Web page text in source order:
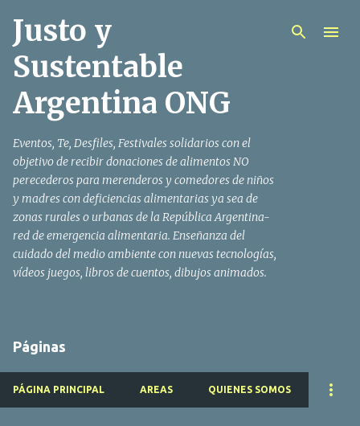
Justo y
Sustentable
Argentina ONG
Eventos, Te, Desfiles, Festivales solidarios con el
objetivo de recibir donaciones de alimentos NO
perecederos para merenderos y comedores de niños
y madres con deficiencias alimentarias ya sea de
zonas rurales o urbanas de la República Argentina-
red de emergencia alimentaria. Enseñanza del
cuidado del medio ambiente con nuevas tecnologías,
vídeos juegos, libros de cuentos, dibujos animados.
Páginas
PÁGINA PRINCIPAL AREAS QUIENES SOMOS